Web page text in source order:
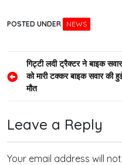
POSTED UNDER NEWS
Post
navigation
गिट्टी लदी ट्रैक्टर ने बाइक सवार
को मारी टक्कर बाइक सवार की
मौत
Leave a Reply
Your email address will